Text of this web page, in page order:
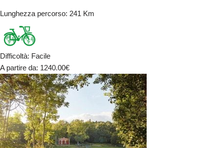
Lunghezza percorso: 241 Km
Difficoltà: Facile
A partire da: 1240.00€